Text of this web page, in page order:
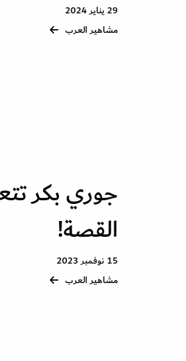
29 يناير 2024
مشاهير العرب
جوري بكر
القصة!
15 نوفمبر 2023
مشاهير العرب